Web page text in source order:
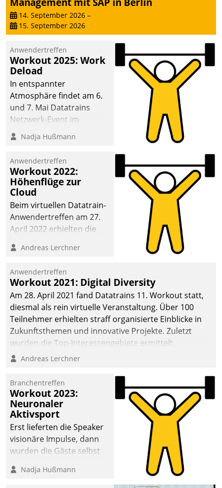
14. September 2026 –
15. September 2026
Anwendertreffen
Workout 2025: Work
Deload
In entspannter
Atmosphäre findet am 6.
und 7. Mai Datatrains
Netzwerk-Event im
Kunden- und Partnerkreis
statt. Zentrale Frage: Wie
Mammutprojekte
meistern und Workloads
wuppen – bei zunehmend
anspruchsvollen
Aufgaben und
abnehmendem
Nadja Hußmann
Anwendertreffen
Workout 2022:
Höhenflüge zur
Cloud
Beim virtuellen Datatrain-
Anwendertreffen am 27.
April 2022 erhielten die
Teilnehmer kurzweilige
Cloud-Strategien und -
Lösungen mit hohem
Zukunftspotenzial.
Andreas Lerchner
Anwendertreffen
Workout 2021: Digital Diversity
Am 28. April 2021 fand Datatrains 11. Workout statt,
diesmal als rein virtuelle Veranstaltung. Über 100
Teilnehmer erhielten straff organisierte Einblicke in
Zukunftsthemen und innovative Projekte. Zuletzt
wurden die Top-Interessengebiete ermittelt.
Andreas Lerchner
Branchentreffen
Workout 2023:
Neuronaler
Aktivsport
Erst lieferten die Speaker
visionäre Impulse, dann
wurden die Gäste selbst
methodisch
Nadja Hußmann